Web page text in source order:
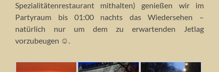
Spezialitätenrestaurant mithalten) genießen wir im
Partyraum bis 01:00 nachts das Wiedersehen –
natürlich nur um dem zu erwartenden Jetlag
vorzubeugen ☺.